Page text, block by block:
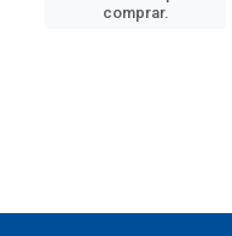
comprar.